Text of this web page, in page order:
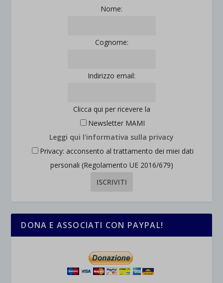
Nome:
Cognome:
Indirizzo email:
Clicca qui per ricevere la
Newsletter MAMI
Leggi qui l'informativa sulla privacy
Privacy: acconsento al trattamento dei miei dati
personali (Regolamento UE 2016/679)
DONA E ASSOCIATI CON PAYPAL!